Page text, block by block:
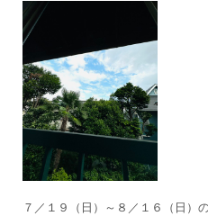
７／１９（日）～８／１６（日）